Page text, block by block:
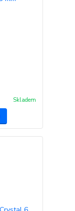
Skladem